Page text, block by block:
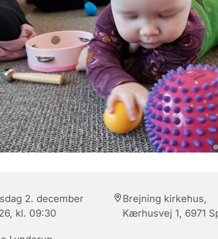
©
2. december
kl. 09:30
Brejning kirkehus,
Kærhusvej 1, 6971